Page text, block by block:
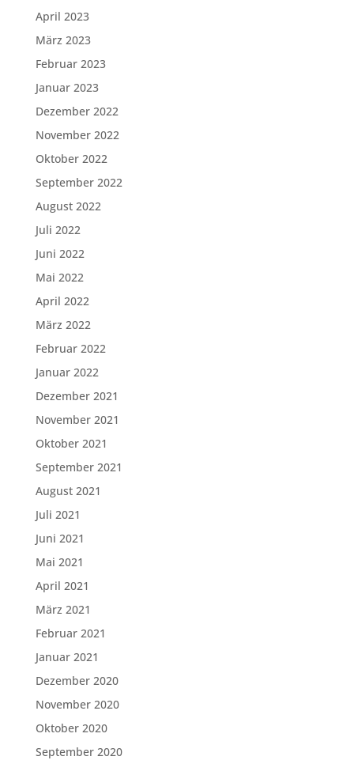
April 2023
März 2023
Februar 2023
Januar 2023
Dezember 2022
November 2022
Oktober 2022
September 2022
August 2022
Juli 2022
Juni 2022
Mai 2022
April 2022
März 2022
Februar 2022
Januar 2022
Dezember 2021
November 2021
Oktober 2021
September 2021
August 2021
Juli 2021
Juni 2021
Mai 2021
April 2021
März 2021
Februar 2021
Januar 2021
Dezember 2020
November 2020
Oktober 2020
September 2020